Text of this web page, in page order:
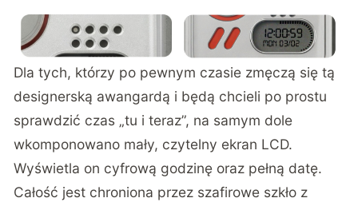
Dla tych, którzy po pewnym czasie zmęczą się tą
designerską awangardą i będą chcieli po prostu
sprawdzić czas „tu i teraz”, na samym dole
wkomponowano mały, czytelny ekran LCD.
Wyświetla on cyfrową godzinę oraz pełną datę.
Całość jest chroniona przez szafirowe szkło z